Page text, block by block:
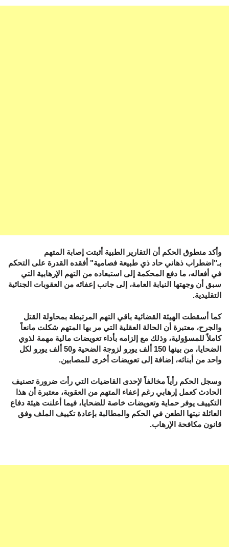
وأكد منطوق الحكم أن التقارير الطبية أثبتت إصابة المتهم
بـ"اضطراب ذهاني حاد ذي طبيعة فصامية" أفقده القدرة على التحكم
في أفعاله، ما دفع المحكمة إلى استبعاده من التهم الإرهابية التي
سبق أن وجهتها النيابة العامة، إلى جانب إعفائه من العقوبات الجنائية
التقليدية.
كما أسقطت الهيئة القضائية باقي التهم المرتبطة بمحاولة القتل
والجرح، معتبرة أن الحالة العقلية التي مر بها المتهم شكلت مانعاً
كاملاً للمسؤولية، وذلك مع إلزامه بأداء تعويضات مالية مهمة لذوي
الضحايا، من بينها 150 ألف يورو لزوجة الضحية و50 ألف يورو لكل
واحد من أبنائه، إضافة إلى تعويضات أخرى للمصابين.
وسجل الحكم رأياً مخالفاً لإحدى القاضيات التي رأت ضرورة تصنيف
الحادث كعمل إرهابي رغم إعفاء المتهم من العقوبة، معتبرة أن هذا
التكييف يوفر حماية وتعويضات خاصة للضحايا، فيما أعلنت هيئة دفاع
العائلة نيتها الطعن في الحكم والمطالبة بإعادة تكييف الملف وفق
قانون مكافحة الإرهاب.